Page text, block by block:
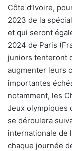
Côte d’Ivoire,
2023 de la
et qui seront
2024 de Paris
juniors tenteront
augmenter leurs
importantes
notamment, les
Jeux olympiques
se déroulera
internationale de
chaque journée